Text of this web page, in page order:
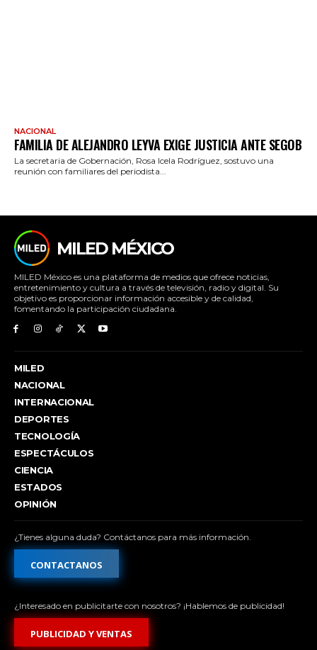
NACIONAL
FAMILIA DE ALEJANDRO LEYVA EXIGE JUSTICIA ANTE SEGOB
La secretaria de Gobernación, Rosa Icela Rodríguez, sostuvo una
reunión con familiares del periodista...
MILED MÉXICO
MILED México es una plataforma de medios que ofrece noticias,
entretenimiento y cultura a través de televisión, radio y digital. Su
objetivo es proporcionar información accesible y de calidad,
fomentando la participación ciudadana.
MILED
NACIONAL
INTERNACIONAL
DEPORTES
TECNOLOGÍA
ESPECTÁCULOS
CIENCIA
ESTADOS
OPINIÓN
¿Tienes alguna duda? Contáctanos para más información.
CONTACTANOS
¿Interesado en publicitarte con nosotros? ¡Hablemos de publicidad!
PUBLICIDAD Y VENTAS